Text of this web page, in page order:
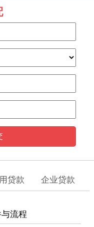
【组合贷款】宁波个人消费贷款办理注意事项是什么？
贷款有哪些政策
【学生贷款】大学生征信不好对银行授信有影响吗?
贷款 企业贷款
流程